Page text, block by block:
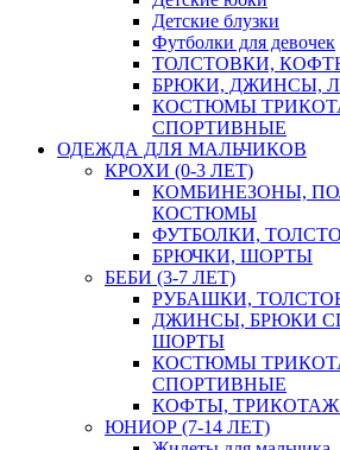
Детские блузки
Футболки для девочек
ТОЛСТОВКИ,
БРЮКИ, ДЖИНСЫ,
КОСТЮМЫ
СПОРТИВНЫЕ
ОДЕЖДА ДЛЯ МАЛЬЧИКОВ
КРОХИ (0-3 ЛЕТ)
КОМБИНЕЗОНЫ,
КОСТЮМЫ
ФУТБОЛКИ,
БРЮЧКИ, ШОРТЫ
БЕБИ (3-7 ЛЕТ)
РУБАШКИ,
ДЖИНСЫ, БРЮКИ
ШОРТЫ
КОСТЮМЫ
СПОРТИВНЫЕ
КОФТЫ,
ЮНИОР (7-14 ЛЕТ)